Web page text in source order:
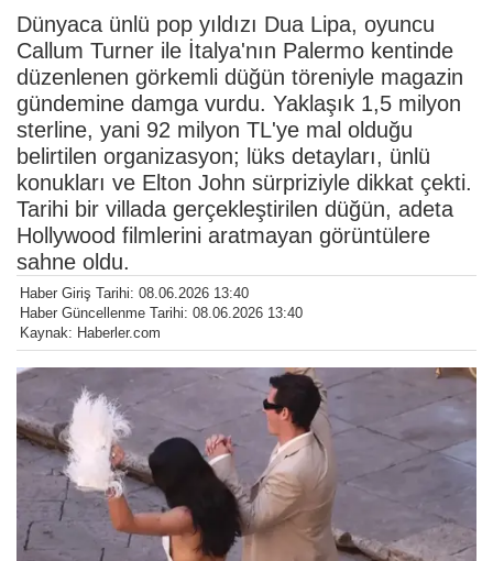
Dünyaca ünlü pop yıldızı Dua Lipa, oyuncu
Callum Turner ile İtalya'nın Palermo kentinde
düzenlenen görkemli düğün töreniyle magazin
gündemine damga vurdu. Yaklaşık 1,5 milyon
sterline, yani 92 milyon TL'ye mal olduğu
belirtilen organizasyon; lüks detayları, ünlü
konukları ve Elton John sürpriziyle dikkat çekti.
Tarihi bir villada gerçekleştirilen düğün, adeta
Hollywood filmlerini aratmayan görüntülere
sahne oldu.
Haber Giriş Tarihi: 08.06.2026 13:40
Haber Güncellenme Tarihi: 08.06.2026 13:40
Kaynak: Haberler.com